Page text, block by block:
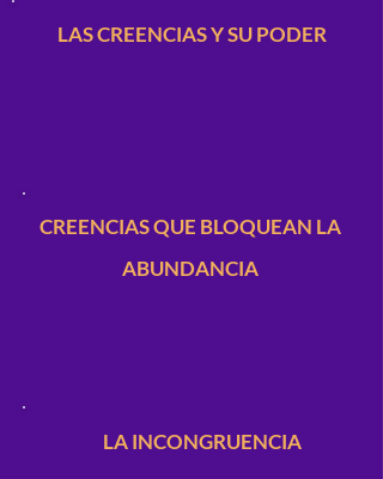
LAS CREENCIAS Y SU PODER
CREENCIAS QUE BLOQUEAN LA
ABUNDANCIA
LA INCONGRUENCIA